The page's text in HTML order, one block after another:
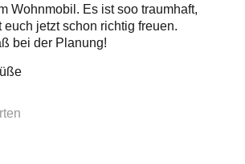
Wohnmobil. Es ist soo traumhaft,
euch jetzt schon richtig freuen.
bei der Planung!